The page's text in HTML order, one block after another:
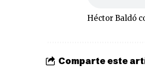
Héctor Baldó
Comparte este